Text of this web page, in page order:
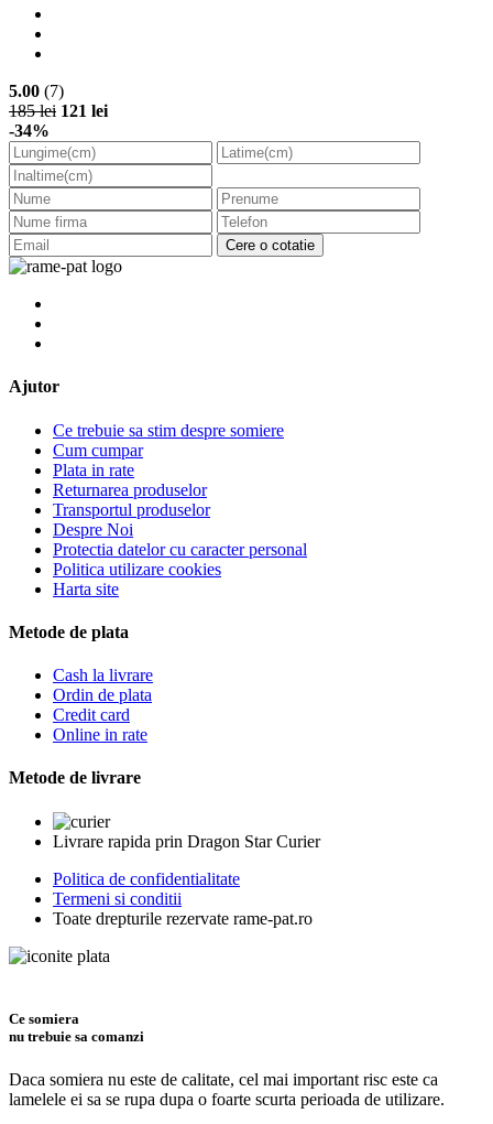
5.00 (7)
185 lei 121 lei
-34%
Cere o cotatie
Ajutor
Ce trebuie sa stim despre somiere
Cum cumpar
Plata in rate
Returnarea produselor
Transportul produselor
Despre Noi
Protectia datelor cu caracter personal
Politica utilizare cookies
Harta site
Metode de plata
Cash la livrare
Ordin de plata
Credit card
Online in rate
Metode de livrare
Livrare rapida prin Dragon Star Curier
Politica de confidentialitate
Termeni si conditii
Toate drepturile rezervate rame-pat.ro
Ce somiera
nu trebuie sa comanzi
Daca somiera nu este de calitate, cel mai important risc este ca
lamelele ei sa se rupa dupa o foarte scurta perioada de utilizare.